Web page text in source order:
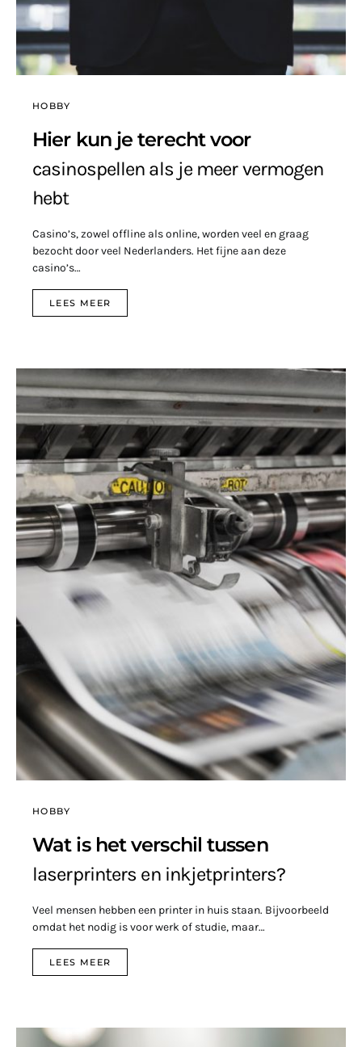
HOBBY
Hier kun je terecht voor
casinospellen als je meer vermogen
hebt
Casino’s, zowel offline als online, worden veel en graag
bezocht door veel Nederlanders. Het fijne aan deze
casino’s…
LEES MEER
HOBBY
Wat is het verschil tussen
laserprinters en inkjetprinters?
Veel mensen hebben een printer in huis staan. Bijvoorbeeld
omdat het nodig is voor werk of studie, maar…
LEES MEER